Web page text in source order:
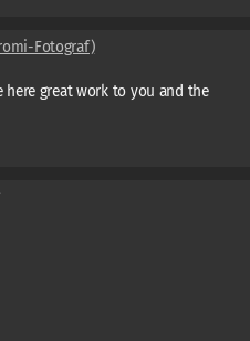
Fotograf)
here great work to you and the